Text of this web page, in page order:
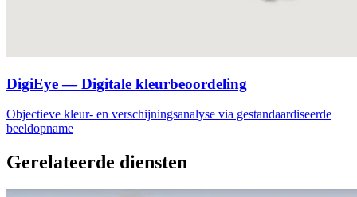
DigiEye — Digitale kleurbeoordeling
Objectieve kleur- en verschijningsanalyse via gestandaardiseerde
beeldopname
Gerelateerde diensten